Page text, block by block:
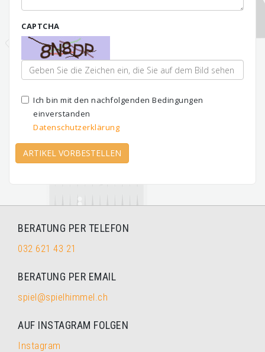
CAPTCHA
Ich bin mit den nachfolgenden Bedingungen
einverstanden
Datenschutzerklärung
ARTIKEL VORBESTELLEN
BERATUNG PER TELEFON
032 621 43 21
BERATUNG PER EMAIL
spiel@spielhimmel.ch
AUF INSTAGRAM FOLGEN
Instagram